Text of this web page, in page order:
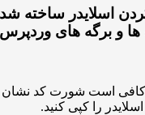
است شورت کد نشان داده
کپی کنید.